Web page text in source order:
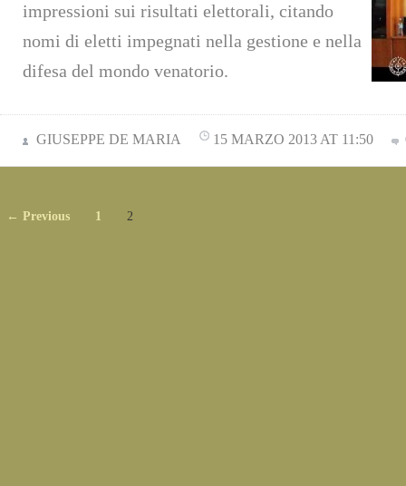
impressioni sui risultati elettorali, citando
nomi di eletti impegnati nella gestione e nella
difesa del mondo venatorio.
GIUSEPPE DE MARIA 15 MARZO 2013 AT 11:50
← Previous 1 2